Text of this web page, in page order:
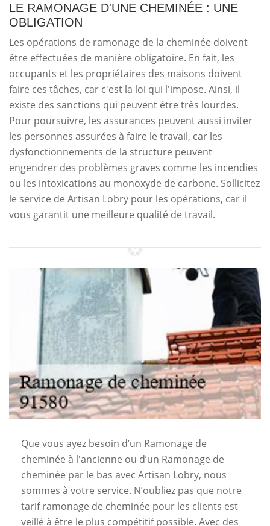
LE RAMONAGE D'UNE CHEMINÉE : UNE
OBLIGATION
Les opérations de ramonage de la cheminée doivent
être effectuées de manière obligatoire. En fait, les
occupants et les propriétaires des maisons doivent
faire ces tâches, car c'est la loi qui l'impose. Ainsi, il
existe des sanctions qui peuvent être très lourdes.
Pour poursuivre, les assurances peuvent aussi inviter
les personnes assurées à faire le travail, car les
dysfonctionnements de la structure peuvent
engendrer des problèmes graves comme les incendies
ou les intoxications au monoxyde de carbone. Sollicitez
le service de Artisan Lobry pour les opérations, car il
vous garantit une meilleure qualité de travail.
Que vous ayez besoin d’un Ramonage de
cheminée à l'ancienne ou d’un Ramonage de
cheminée par le bas avec Artisan Lobry, nous
sommes à votre service. N’oubliez pas que notre
tarif ramonage de cheminée pour les clients est
veillé à être le plus compétitif possible. Avec des